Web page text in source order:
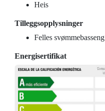
Heis
Tilleggsopplysninger
Felles svømmebasseng
Energisertifikat